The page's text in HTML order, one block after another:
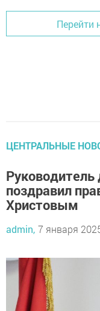
Перейти
ЦЕНТРАЛЬНЫЕ
поздравил
Христовым
admin, 7 января